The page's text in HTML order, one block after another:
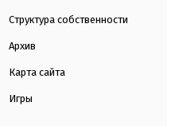
Структура собственности
Архив
Карта сайта
Игры